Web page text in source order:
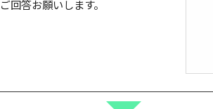
回答お願いします。